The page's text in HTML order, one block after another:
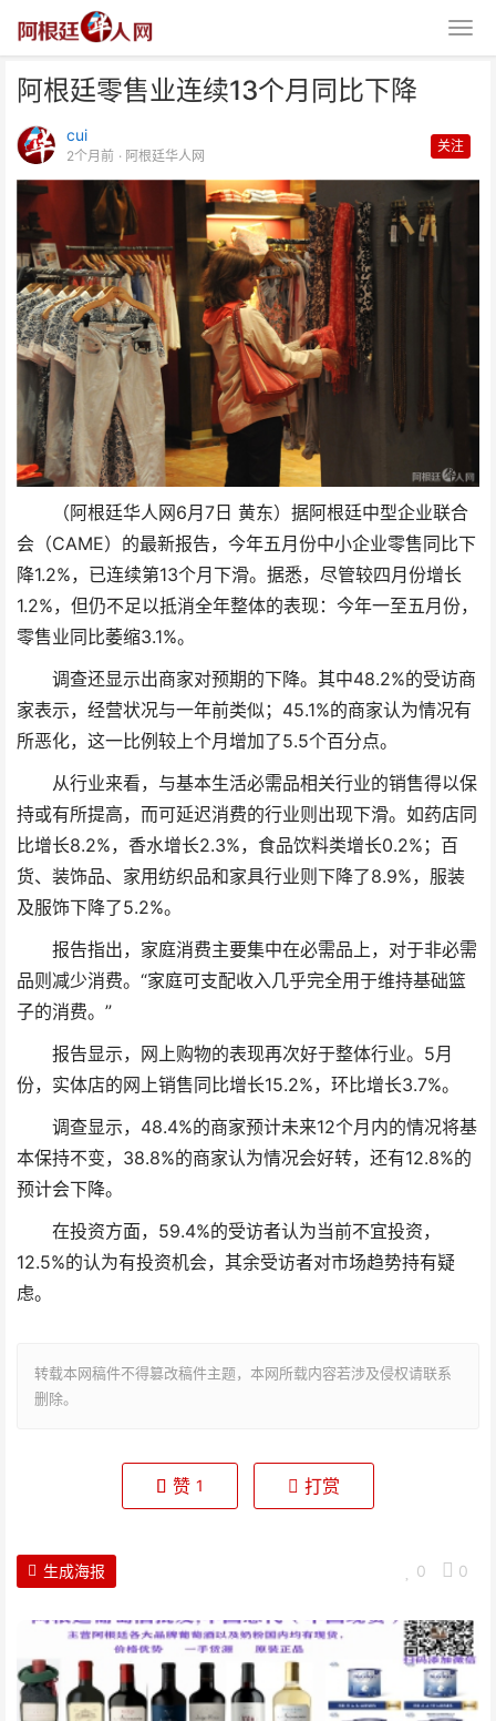
阿根廷零售业连续13个月同比下降
cui
2个月前 · 阿根廷华人网
关注
（阿根廷华人网6月7日 黄东）据阿根廷中型企业联合
会（CAME）的最新报告，今年五月份中小企业零售同比下
降1.2%，已连续第13个月下滑。据悉，尽管较四月份增长
1.2%，但仍不足以抵消全年整体的表现：今年一至五月份，
零售业同比萎缩3.1%。
调查还显示出商家对预期的下降。其中48.2%的受访商
家表示，经营状况与一年前类似；45.1%的商家认为情况有
所恶化，这一比例较上个月增加了5.5个百分点。
从行业来看，与基本生活必需品相关行业的销售得以保
持或有所提高，而可延迟消费的行业则出现下滑。如药店同
比增长8.2%，香水增长2.3%，食品饮料类增长0.2%；百
货、装饰品、家用纺织品和家具行业则下降了8.9%，服装
及服饰下降了5.2%。
报告指出，家庭消费主要集中在必需品上，对于非必需
品则减少消费。“家庭可支配收入几乎完全用于维持基础篮
子的消费。”
报告显示，网上购物的表现再次好于整体行业。5月
份，实体店的网上销售同比增长15.2%，环比增长3.7%。
调查显示，48.4%的商家预计未来12个月内的情况将基
本保持不变，38.8%的商家认为情况会好转，还有12.8%的
预计会下降。
在投资方面，59.4%的受访者认为当前不宜投资，
12.5%的认为有投资机会，其余受访者对市场趋势持有疑
虑。
转载本网稿件不得篡改稿件主题，本网所载内容若涉及侵权请联系
删除。
阿根廷零售业连续13个月同比下
降
赞 1 打赏
0 0
生成海报